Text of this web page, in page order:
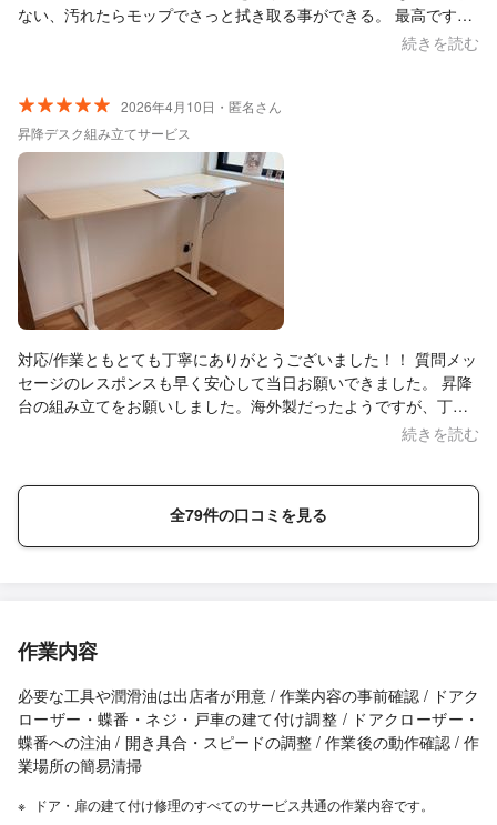
ない、汚れたらモップでさっと拭き取る事ができる。 最高です。
仕上がりは文句なしでお願いして本当に良かったです。 こちらの続きを読む
2026年4月10日・匿名さん
昇降デスク組み立てサービス
対応/作業ともとても丁寧にありがとうございました！！ 質問メッ
セージのレスポンスも早く安心して当日お願いできました。 昇降
台の組み立てをお願いしました。海外製だったようですが、丁寧
続きを読む
全79件の口コミを見る
作業内容
必要な工具や潤滑油は出店者が用意 / 作業内容の事前確認 / ドアク
ローザー・蝶番・ネジ・戸車の建て付け調整 / ドアクローザー・
蝶番への注油 / 開き具合・スピードの調整 / 作業後の動作確認 / 作
業場所の簡易清掃
ドア・扉の建て付け修理のすべてのサービス共通の作業内容です。